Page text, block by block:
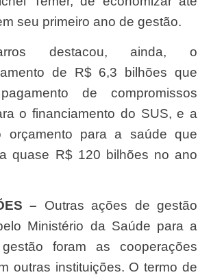
seu primeiro ano de gestão.
de R$ 6,3 bilhões que
de compromissos
o financiamento do SUS, e a
orçamento para a saúde que
quase R$ 120 bilhões no ano
– Outras ações de gestão
Ministério da Saúde para a
foram as cooperações
outras instituições. O termo de